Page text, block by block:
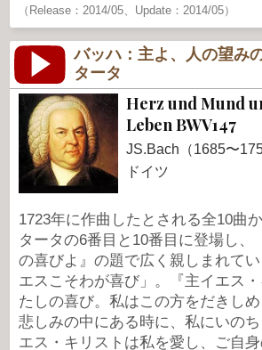
（Release：2014/05、Update：2014/05）
バッハ：主よ、人の望み
タータ
Herz und Mund
Leben BWV147
JS.Bach（1685〜
ドイツ
1723年に作曲したとされる全10曲
タータの6番目と10番目に登場し、
の喜びよ』の題で広く親しまれて
エスこそわが喜び」。『主イエス
たしの喜び。私はこの方をだきし
悲しみの中にある時に、私にいの
エス・キリストは私を愛し、ご自